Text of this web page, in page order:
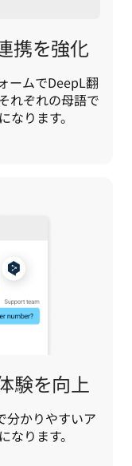
携を強化
ームでDeepL翻
れぞれの母語で
ります。
験を向上
分かりやすいア
なります。